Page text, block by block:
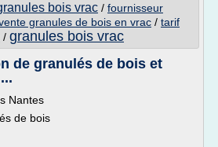
bois vrac / fournisseur
granules de bois en vrac / tarif
/ granules bois vrac
de granulés de bois et
Nantes
de bois